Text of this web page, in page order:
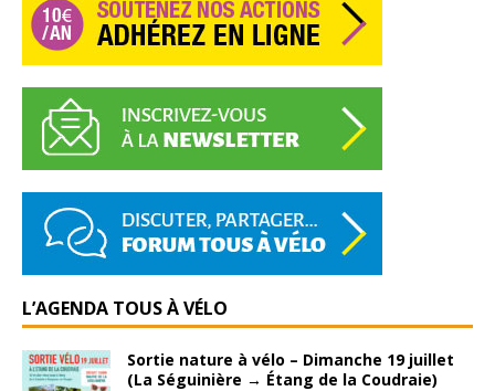
L’AGENDA TOUS À VÉLO
Sortie nature à vélo – Dimanche 19 juillet
(La Séguinière → Étang de la Coudraie)